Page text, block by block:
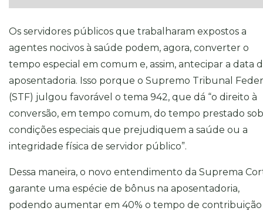
Os servidores públicos que trabalharam expostos a
agentes nocivos à saúde podem, agora, converter o
tempo especial em comum e, assim, antecipar a data
aposentadoria. Isso porque o Supremo Tribunal
(STF) julgou favorável o tema 942, que dá “o direito à
conversão, em tempo comum, do tempo prestado sob
condições especiais que prejudiquem a saúde ou a
integridade física de servidor público”.
Dessa maneira, o novo entendimento da Suprema
garante uma espécie de bônus na aposentadoria,
podendo aumentar em 40% o tempo de contribuição